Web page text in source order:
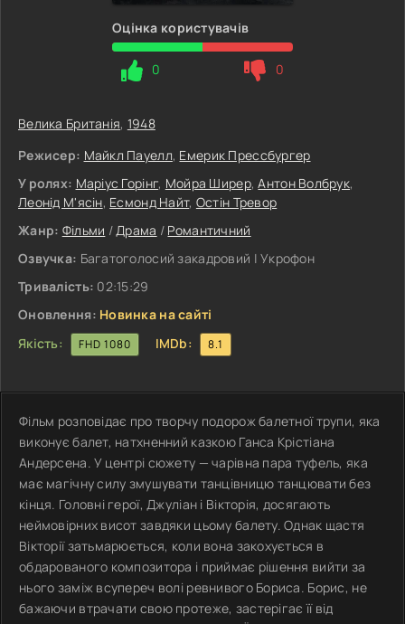
Оцінка користувачів
0 0
Велика Британія, 1948
Режисер: Майкл Пауелл, Емерик Прессбургер
У ролях: Маріус Горінг, Мойра Ширер,Антон Волбрук,
Леонід М'ясін, Есмонд Найт, Остін Тревор
Жанр: Фільми /Драма / Романтичний
Озвучка: Багатоголосий закадровий | Укрофон
Тривалість: 02:15:29
Оновлення: Новинка на сайті
Якість:
FHD 1080 IMDb: 8.1
Фільм розповідає про творчу подорож балетної трупи, яка
виконує балет, натхненний казкою Ганса Крістіана
Андерсена. У центрі сюжету — чарівна пара туфель, яка
має магічну силу змушувати танцівницю танцювати без
кінця. Головні герої, Джуліан і Вікторія, досягають
неймовірних висот завдяки цьому балету. Однак щастя
Вікторії затьмарюється, коли вона закохується в
обдарованого композитора і приймає рішення вийти за
нього заміж всупереч волі ревнивого Бориса. Борис, не
бажаючи втрачати свою протеже, застерігає її від